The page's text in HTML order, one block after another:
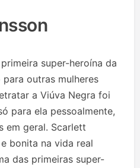
super-heroína da
outras mulheres
a Viúva Negra foi
para ela pessoalmente,
em geral. Scarlett
bonita na vida real
das primeiras super-